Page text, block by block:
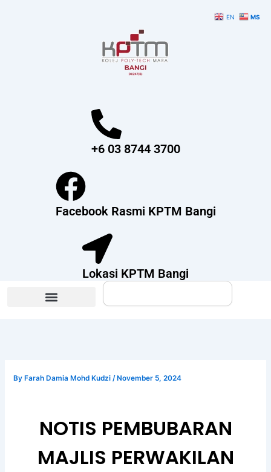
+6 03 8744 3700
Facebook Rasmi KPTM Bangi
Lokasi KPTM Bangi
Search
By Farah Damia Mohd Kudzi/ November 5, 2024
NOTIS PEMBUBARAN
MAJLIS PERWAKILAN
EN MS